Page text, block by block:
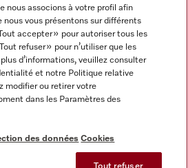
nous associons à votre profil afin
nous vous présentons sur différents
accepter » pour autoriser tous les
refuser » pour n’utiliser que les
d’informations, veuillez consulter
et notre Politique relative
modifier ou retirer votre
dans les Paramètres des
des données Cookies